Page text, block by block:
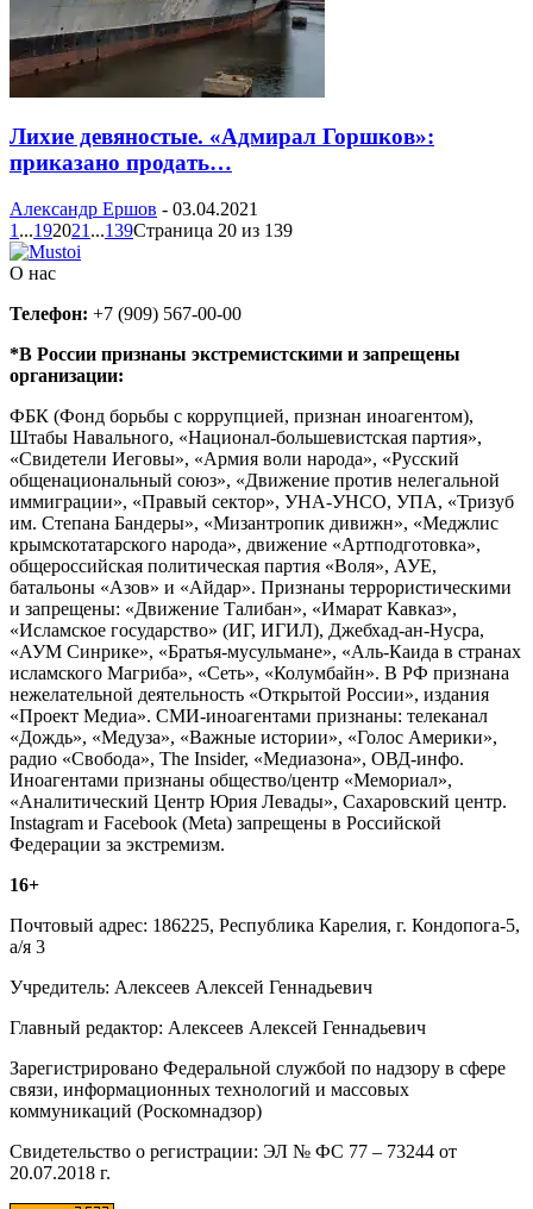
Лихие девяностые. «Адмирал Горшков»:
приказано продать…
Александр Ершов - 03.04.2021
1 ...192021 ...139Страница 20 из 139
О нас
Телефон: +7 (909) 567-00-00
*В России признаны экстремистскими и запрещены
организации:
ФБК (Фонд борьбы с коррупцией, признан иноагентом),
Штабы Навального, «Национал-большевистская партия»,
«Свидетели Иеговы», «Армия воли народа», «Русский
общенациональный союз», «Движение против нелегальной
иммиграции», «Правый сектор», УНА-УНСО, УПА, «Тризуб
им. Степана Бандеры», «Мизантропик дивижн», «Меджлис
крымскотатарского народа», движение «Артподготовка»,
общероссийская политическая партия «Воля», АУЕ,
батальоны «Азов» и «Айдар». Признаны террористическими
и запрещены: «Движение Талибан», «Имарат Кавказ»,
«Исламское государство» (ИГ, ИГИЛ), Джебхад-ан-Нусра,
«АУМ Синрике», «Братья-мусульмане», «Аль-Каида в странах
исламского Магриба», «Сеть», «Колумбайн». В РФ признана
нежелательной деятельность «Открытой России», издания
«Проект Медиа». СМИ-иноагентами признаны: телеканал
«Дождь», «Медуза», «Важные истории», «Голос Америки»,
радио «Свобода», The Insider, «Медиазона», ОВД-инфо.
Иноагентами признаны общество/центр «Мемориал»,
«Аналитический Центр Юрия Левады», Сахаровский центр.
Instagram и Facebook (Metа) запрещены в Российской
Федерации за экстремизм.
16+
Почтовый адрес: 186225, Республика Карелия, г. Кондопога-5,
а/я 3
Учредитель: Алексеев Алексей Геннадьевич
Главный редактор: Алексеев Алексей Геннадьевич
Зарегистрировано Федеральной службой по надзору в сфере
связи, информационных технологий и массовых
коммуникаций (Роскомнадзор)
Свидетельство о регистрации: ЭЛ № ФС 77 – 73244 от
20.07.2018 г.